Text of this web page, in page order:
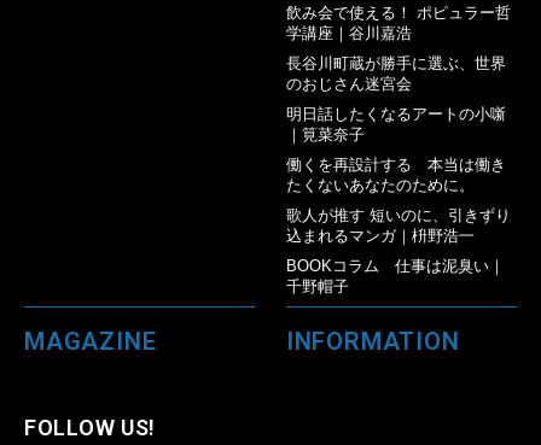
飲み会で使える！ ポピュラー哲
学講座｜谷川嘉浩
長谷川町蔵が勝手に選ぶ、世界
のおじさん迷宮会
明日話したくなるアートの小噺
｜筧菜奈子
働くを再設計する 本当は働き
たくないあなたのために。
歌人が推す 短いのに、引きずり
込まれるマンガ｜枡野浩一
BOOKコラム 仕事は泥臭い｜
千野帽子
MAGAZINE INFORMATION
FOLLOW US!